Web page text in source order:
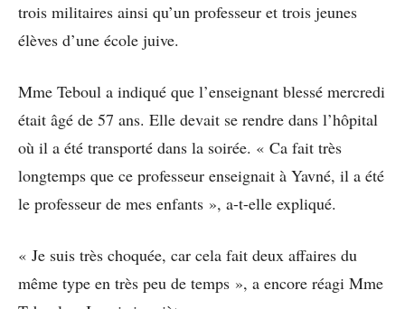
trois militaires ainsi qu’un professeur et trois jeunes
élèves d’une école juive.
Mme Teboul a indiqué que l’enseignant blessé mercredi
était âgé de 57 ans. Elle devait se rendre dans l’hôpital
où il a été transporté dans la soirée. « Ca fait très
longtemps que ce professeur enseignait à Yavné, il a été
le professeur de mes enfants », a-t-elle expliqué.
« Je suis très choquée, car cela fait deux affaires du
même type en très peu de temps », a encore réagi Mme